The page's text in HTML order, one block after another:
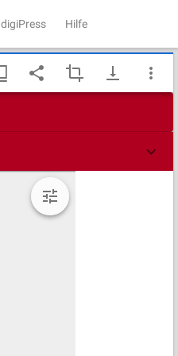
digiPress Hilfe